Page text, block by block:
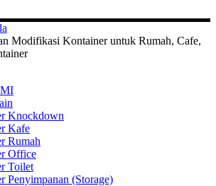
Modifikasi Kontainer untuk Rumah, Cafe,
Knockdown
Kafe
Rumah
Office
Toilet
Penyimpanan (Storage)